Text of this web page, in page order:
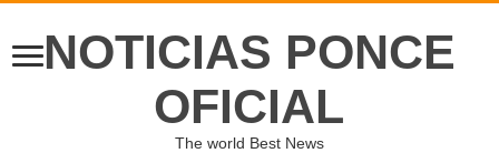
NOTICIAS PONCE
OFICIAL
The world Best News